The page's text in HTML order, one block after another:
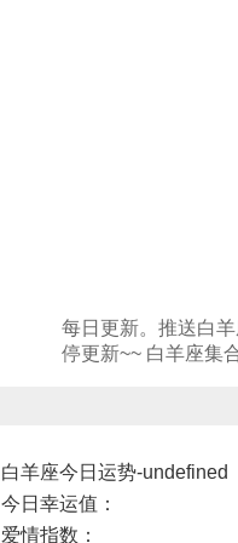
每日更新。推送白
停更新~~ 白羊座集
白羊座今日运势-undefined
今日幸运值：
爱情指数：